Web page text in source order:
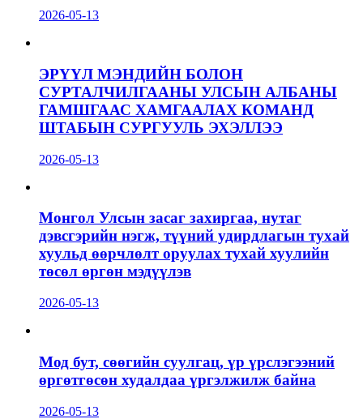
2026-05-13
ЭРҮҮЛ МЭНДИЙН БОЛОН
СУРТАЛЧИЛГААНЫ УЛСЫН АЛБАНЫ
ГАМШГААС ХАМГААЛАХ КОМАНД
ШТАБЫН СУРГУУЛЬ ЭХЭЛЛЭЭ
2026-05-13
Монгол Улсын засаг захиргаа, нутаг
дэвсгэрийн нэгж, түүний удирдлагын тухай
хуульд өөрчлөлт оруулах тухай хуулийн
төсөл өргөн мэдүүлэв
2026-05-13
Мод бут, сөөгийн суулгац, үр үрслэгээний
өргөтгөсөн худалдаа үргэлжилж байна
2026-05-13